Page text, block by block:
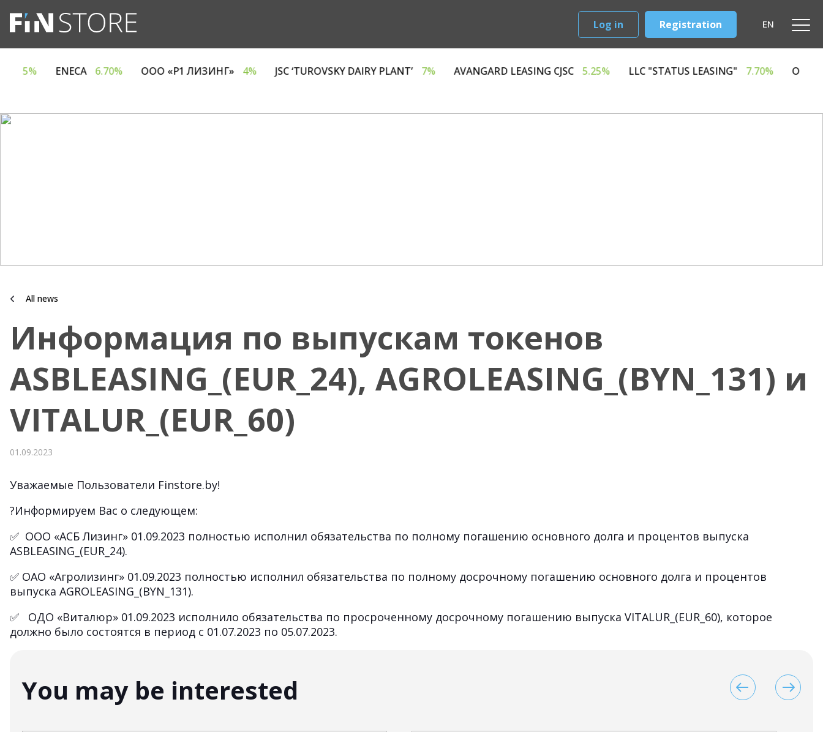
EN
Log in Registration
5% ENECA 6.70% ООО «Р1 ЛИЗИНГ» 4% JSC ‘TUROVSKY DAIRY PLANT’ 7% AVANGARD LEASING CJSC 5.25% LLC "STATUS LEASING" 7.70%
All news
Информация по выпускам токенов
ASBLEASING_(EUR_24), AGROLEASING_(BYN_131) и
VITALUR_(EUR_60)
01.09.2023
Уважаемые Пользователи Finstore.by!
?Информируем Вас о следующем:
✅ ООО «АСБ Лизинг» 01.09.2023 полностью исполнил обязательства по полному погашению основного долга и процентов выпуска
ASBLEASING_(EUR_24).
✅ ОАО «Агролизинг» 01.09.2023 полностью исполнил обязательства по полному досрочному погашению основного долга и процентов
выпуска AGROLEASING_(BYN_131).
✅ ОДО «Виталюр» 01.09.2023 исполнило обязательства по просроченному досрочному погашению выпуска VITALUR_(EUR_60), которое
должно было состоятся в период с 01.07.2023 по 05.07.2023.
You may be interested